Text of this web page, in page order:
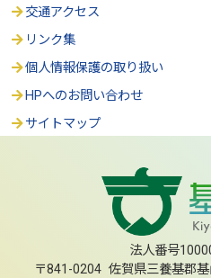
交通アクセス
リンク集
個人情報保護の取り扱い
HPへのお問い合わせ
サイトマップ
法人番号
〒841-0204 佐賀県三養基郡